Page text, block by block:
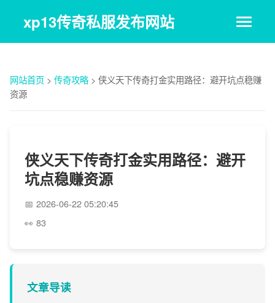
xp13传奇私服发布网站
网站首页 > 传奇攻略 > 侠义天下传奇打金实用路径：避开坑点稳赚
资源
侠义天下传奇打金实用路径：避开
坑点稳赚资源
2026-06-22 05:20:45
83
文章导读